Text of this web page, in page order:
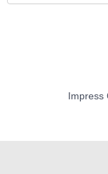
Impress